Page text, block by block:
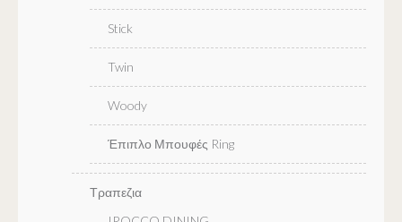
Stick
Twin
Woody
Έπιπλο Μπουφές Ring
Τραπεζια